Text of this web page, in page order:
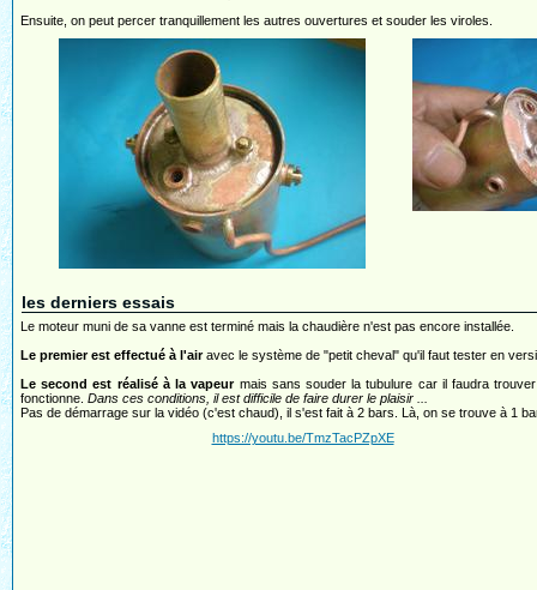
Ensuite, on peut percer tranquillement les autres ouvertures et souder les viroles.
les derniers essais
Le moteur muni de sa vanne est terminé mais la chaudière n'est pas encore installée.
Le premier est effectué à l'airavec le système de "petit cheval" qu'il faut tester en
Le second est réalisé à la vapeurmais sans souder la tubulure car il faudra
fonctionne. Dans ces conditions, il est difficile de faire durer le plaisir ...
Pas de démarrage sur la vidéo (c'est chaud), il s'est fait à 2 bars. Là, on se trouve à 1
https://youtu.be/TmzTacPZpXE